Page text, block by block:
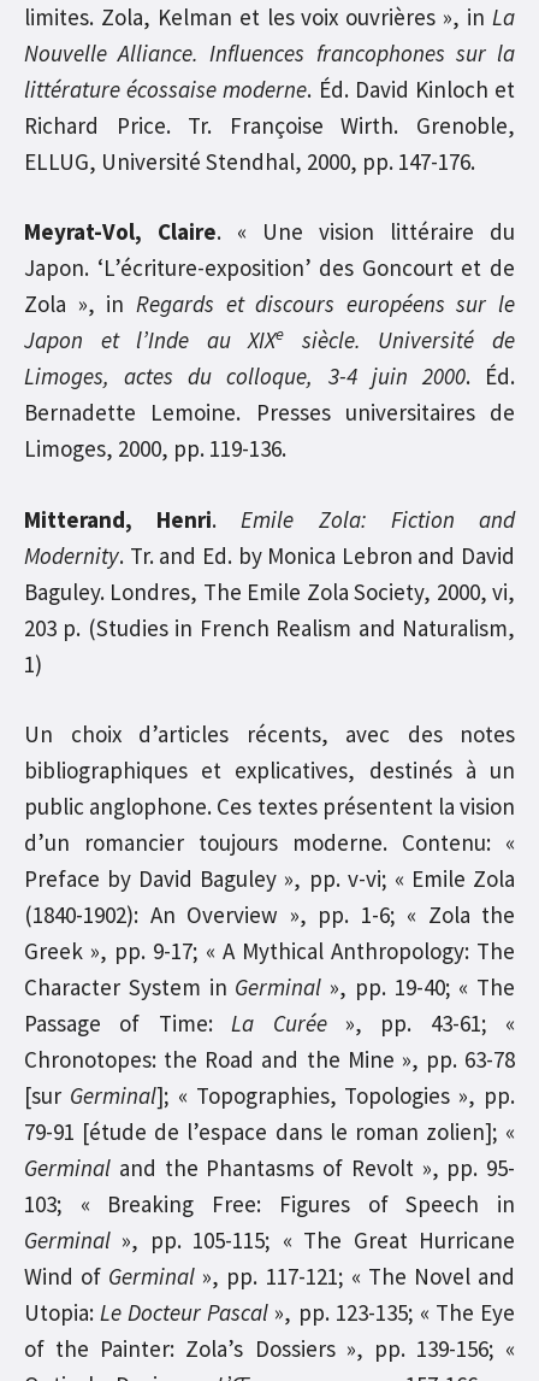
limites. Zola, Kelman et les voix ouvrières », in La
Nouvelle Alliance. Influences francophones sur la
littérature écossaise moderne. Éd. David Kinloch et
Richard Price. Tr. Françoise Wirth. Grenoble,
ELLUG, Université Stendhal, 2000, pp. 147-176.
Meyrat-Vol, Claire. « Une vision littéraire du
Japon. ‘L’écriture-exposition’ des Goncourt et de
Zola », in Regards et discours européens sur le
Japon et l’Inde au XIXe
siècle. Université de
Limoges, actes du colloque, 3-4 juin 2000. Éd.
Bernadette Lemoine. Presses universitaires de
Limoges, 2000, pp. 119-136.
Mitterand, Henri. Emile Zola: Fiction and
Modernity. Tr. and Ed. by Monica Lebron and David
Baguley. Londres, The Emile Zola Society, 2000, vi,
203 p. (Studies in French Realism and Naturalism,
1)
Un choix d’articles récents, avec des notes
bibliographiques et explicatives, destinés à un
public anglophone. Ces textes présentent la vision
d’un romancier toujours moderne. Contenu: «
Preface by David Baguley », pp. v-vi; « Emile Zola
(1840-1902): An Overview », pp. 1-6; « Zola the
Greek », pp. 9-17; « A Mythical Anthropology: The
Character System in Germinal », pp. 19-40; « The
Passage of Time:La Curée», pp. 43-61; «
Chronotopes: the Road and the Mine », pp. 63-78
[sur Germinal]; « Topographies, Topologies », pp.
79-91 [étude de l’espace dans le roman zolien]; «
Germinal and the Phantasms of Revolt », pp. 95-
103; « Breaking Free: Figures of Speech in
Germinal », pp. 105-115; « The Great Hurricane
Wind of Germinal », pp. 117-121; « The Novel and
Utopia:Le Docteur Pascal », pp. 123-135; « The Eye
of the Painter: Zola’s Dossiers », pp. 139-156; «